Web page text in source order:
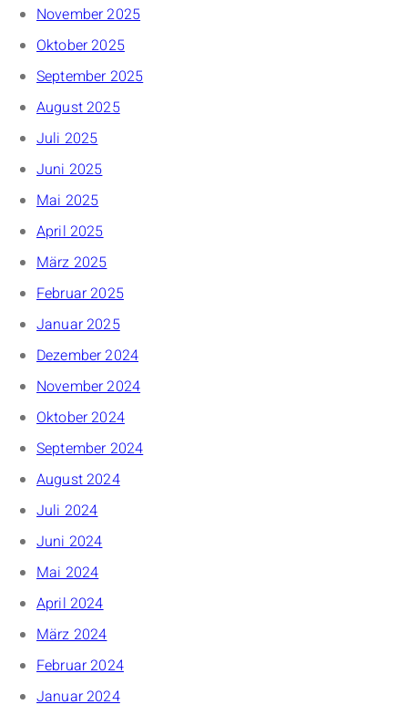
November 2025
Oktober 2025
September 2025
August 2025
Juli 2025
Juni 2025
Mai 2025
April 2025
März 2025
Februar 2025
Januar 2025
Dezember 2024
November 2024
Oktober 2024
September 2024
August 2024
Juli 2024
Juni 2024
Mai 2024
April 2024
März 2024
Februar 2024
Januar 2024